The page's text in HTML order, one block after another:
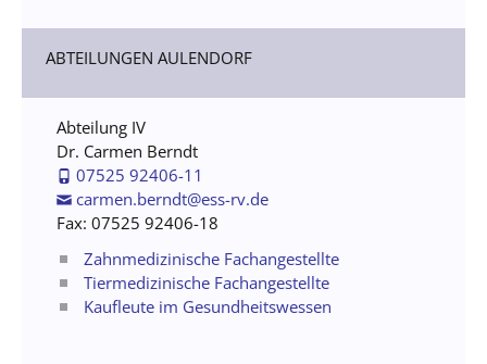
ABTEILUNGEN AULENDORF
Abteilung IV
Dr. Carmen Berndt
07525 92406-11
carmen.berndt@ess-rv.de
Fax: 07525 92406-18
Zahnmedizinische Fachangestellte
Tiermedizinische Fachangestellte
Kaufleute im Gesundheitswessen